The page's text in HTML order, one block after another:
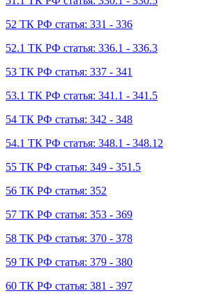
52 ТК РФ статья: 331 - 336
52.1 ТК РФ статья: 336.1 - 336.3
53 ТК РФ статья: 337 - 341
53.1 ТК РФ статья: 341.1 - 341.5
54 ТК РФ статья: 342 - 348
54.1 ТК РФ статья: 348.1 - 348.12
55 ТК РФ статья: 349 - 351.5
56 ТК РФ статья: 352
57 ТК РФ статья: 353 - 369
58 ТК РФ статья: 370 - 378
59 ТК РФ статья: 379 - 380
60 ТК РФ статья: 381 - 397